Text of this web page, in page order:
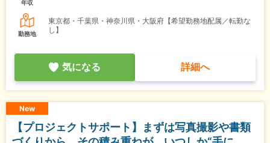
年収
勤務地
東京都・千葉県・神奈川県・大阪府【希望勤務地配属／転勤な
し】
気になる 詳細へ
New
【プロジェクトサポート】まずは写真撮影や書類